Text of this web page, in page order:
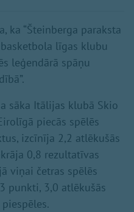
ka “Šteinberga paraksta
līgas klubu
leģendārā spāņu
sāka Itālijas klubā Skio
piecās spēlēs
izcīnīja 2,2 atlēkušās
0,8 rezultatīvas
viņai četras spēlēs
punkti, 3,0 atlēkušās